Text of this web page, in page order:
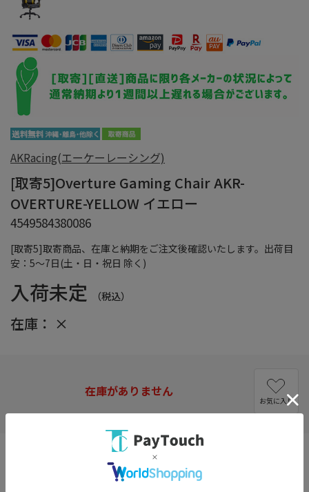
[取寄5]取寄商品、在庫と納期をご注文後確認いたします。出荷目
安：5～7日(土・日・祝日 除く)
AKRacing(エーケーレーシング)
[取寄5]Overture Gaming Chair AKR-
OVERTURE-YELLOW イエロー
4549584380086
入荷未定 （税込）
在庫： ×
在庫がありません
お気に入り
タイプ： アームレスト付
ゲーミングチェア： ○
テイスト： シンプル/モダン